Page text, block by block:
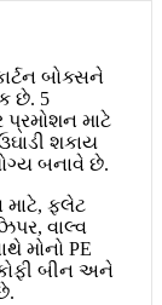
બોક્સને
છે. 5
પ્રમોશન માટે
શકાય
બનાવે છે.
માટે, ફ્લેટ
વાલ્વ
મોનો PE
બીન અને